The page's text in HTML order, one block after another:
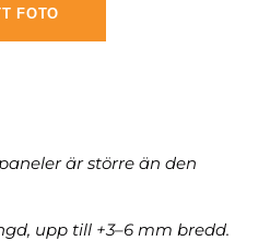
FOTO
är större än den
upp till +3–6 mm bredd.